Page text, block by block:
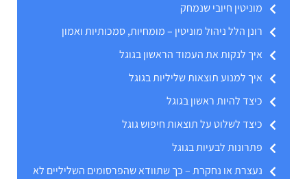
מוניטין חיובי שנמחק
רונן הלל ניהול מוניטין – מומחיות, סמכותיות ואמון
איך לנקות את העמוד הראשון בגוגל
איך למנוע תוצאות שליליות בגוגל
כיצד להיות ראשון בגוגל
כיצד לשלוט על תוצאות חיפוש גוגל
פתרונות לבעיות בגוגל
נעצרת או נחקרת – כך שתוודא שהפרסומים השליליים לא